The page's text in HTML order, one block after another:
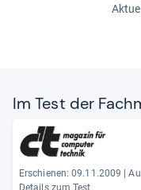
Im Test der
Erschienen: 09.11.2009
Details zum Test